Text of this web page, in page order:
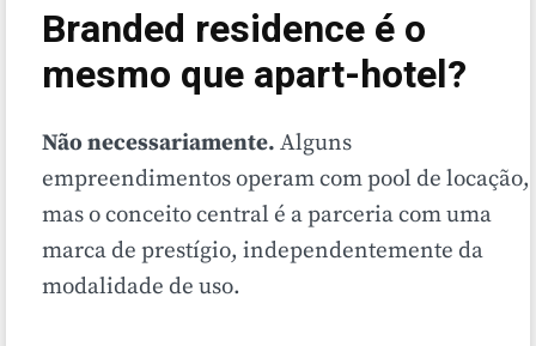
Branded residence é o
mesmo que apart-hotel?
Não necessariamente. Alguns
empreendimentos operam com pool de locação,
mas o conceito central é a parceria com uma
marca de prestígio, independentemente da
modalidade de uso.